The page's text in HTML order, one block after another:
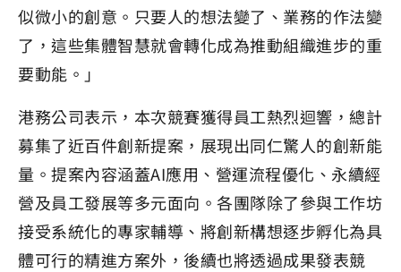
似微小的創意。只要人的想法變了、業務的作法變
了，這些集體智慧就會轉化成為推動組織進步的重
要動能。」
港務公司表示，本次競賽獲得員工熱烈迴響，總計
募集了近百件創新提案，展現出同仁驚人的創新能
量。提案內容涵蓋AI應用、營運流程優化、永續經
營及員工發展等多元面向。各團隊除了參與工作坊
接受系統化的專家輔導、將創新構想逐步孵化為具
體可行的精進方案外，後續也將透過成果發表競